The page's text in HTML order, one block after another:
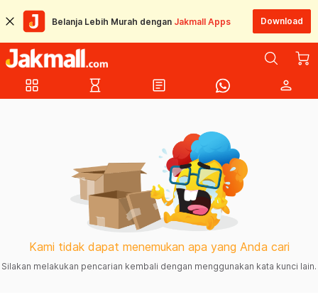
Belanja Lebih Murah dengan Jakmall Apps Download
grid_view hourglass_empty article person
Kami tidak dapat menemukan apa yang Anda cari
Silakan melakukan pencarian kembali dengan menggunakan kata kunci lain.